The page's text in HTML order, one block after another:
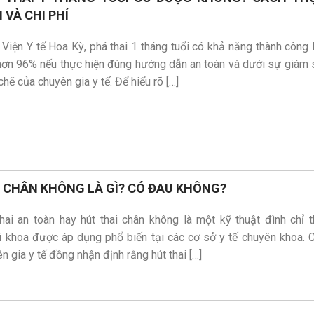
VÀ CHI PHÍ
Y tế Hoa Kỳ, phá thai 1 tháng tuổi có khả năng thành công
96% nếu thực hiện đúng hướng dẫn an toàn và dưới sự giám
của chuyên gia y tế. Để hiểu rõ […]
KHÔNG LÀ GÌ? CÓ ĐAU KHÔNG?
an toàn hay hút thai chân không là một kỹ thuật đình chỉ
khoa được áp dụng phổ biến tại các cơ sở y tế chuyên khoa.
gia y tế đồng nhận định rằng hút thai […]